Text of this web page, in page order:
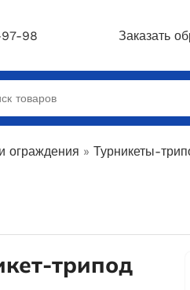
98 Заказать
ограждения » Турникеты-
трипод